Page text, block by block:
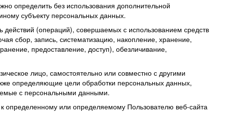
определить без использования дополнительной
субъекту персональных данных.
(операций), совершаемых с использованием средств
сбор, запись, систематизацию, накопление, хранение,
предоставление, доступ), обезличивание,
лицо, самостоятельно или совместно с другими
определяющие цели обработки персональных данных,
с персональными данными.
или определяемому Пользователю веб-сайта